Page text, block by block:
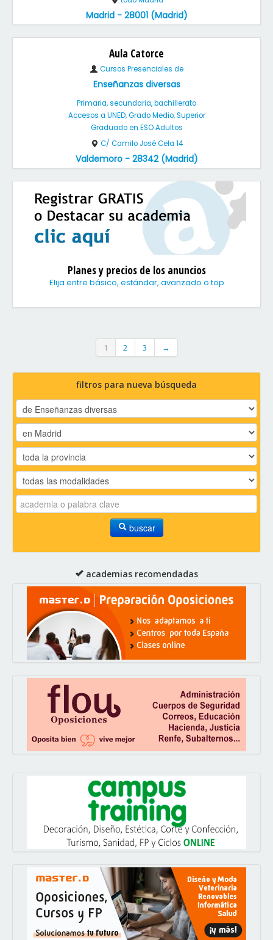
Madrid - 28001 (Madrid)
Aula Catorce
Cursos Presenciales de
Enseñanzas diversas
Primaria, secundaria, bachillerato
Accesos a UNED, Grado Medio, Superior
Graduado en ESO Adultos
C/ Camilo José Cela 14
Valdemoro - 28342 (Madrid)
Planes y precios de los anuncios
Elija entre básico, estándar, avanzado o top
1 2 3 →
filtros para nueva búsqueda
buscar
academias recomendadas